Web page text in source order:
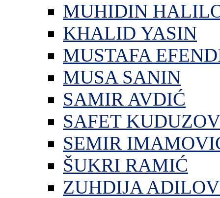
MUHIDIN
KHALID YASIN
MUSTAFA
MUSA SANIN
SAMIR AVDIĆ
SAFET
SEMIR
ŠUKRI RAMIĆ
ZUHDIJA